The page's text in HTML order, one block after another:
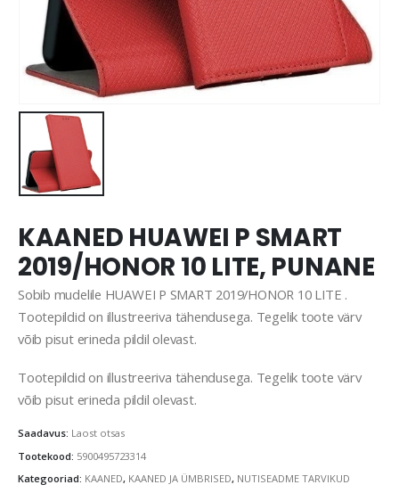
KAANED HUAWEI P SMART
2019/HONOR 10 LITE, PUNANE
Sobib mudelile HUAWEI P SMART 2019/HONOR 10 LITE .
Tootepildid on illustreeriva tähendusega. Tegelik toote värv
võib pisut erineda pildil olevast.
Tootepildid on illustreeriva tähendusega. Tegelik toote värv
võib pisut erineda pildil olevast.
Saadavus: Laost otsas
Tootekood: 5900495723314
Kategooriad: KAANED, KAANED JA ÜMBRISED, NUTISEADME TARVIKUD